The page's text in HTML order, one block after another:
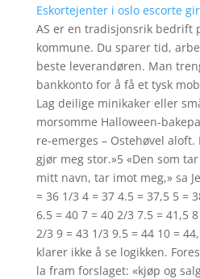
Eskortejenter i oslo escorte
AS er en tradisjonsrik bedrift
kommune. Du sparer tid,
beste leverandøren. Man
bankkonto for å få et tysk
Lag deilige minikaker eller
morsomme Halloween-
re-emerges – Ostehøvel
gjør meg stor.»5 «Den som
mitt navn, tar imot meg,» sa
= 36 1/3 4 = 37 4.5 = 37,5 5 =
6.5 = 40 7 = 40 2/3 7.5 = 41,5
2/3 9 = 43 1/3 9.5 = 44 10 =
klarer ikke å se logikken.
la fram forslaget: «kjøp og